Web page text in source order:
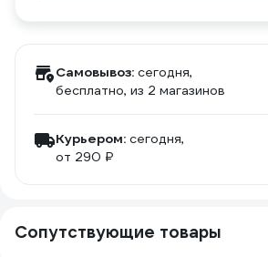
Самовывоз: сегодня,
бесплатно, из 2 магазинов
Курьером: сегодня,
от 290 ₽
Сопутствующие товары